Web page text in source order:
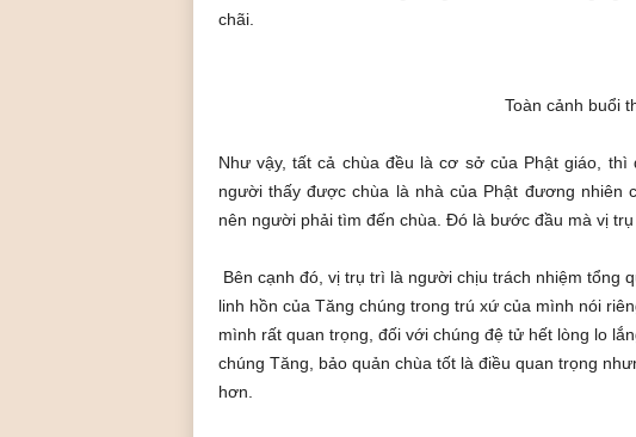
chãi.
Toàn cảnh buổi
Như vậy, tất cả chùa đều là cơ sở của Phật giáo,
người thấy được chùa là nhà của Phật đương nhiên
nên người phải tìm đến chùa. Đó là bước đầu mà vị
Bên cạnh đó, vị trụ trì là người chịu trách nhiệm tổng
linh hồn của Tăng chúng trong trú xứ của mình nói
mình rất quan trọng, đối với chúng đệ tử hết lòng lo
chúng Tăng, bảo quản chùa tốt là điều quan trọng
hơn.